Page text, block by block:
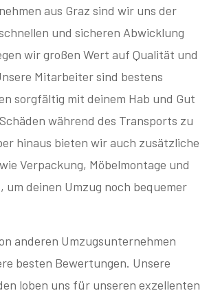
aus Graz sind wir uns der
und sicheren Abwicklung
wir großen Wert auf Qualität und
Mitarbeiter sind bestens
sorgfältig mit deinem Hab und Gut
während des Transports zu
hinaus bieten wir auch zusätzliche
Verpackung, Möbelmontage und
um deinen Umzug noch bequemer
anderen Umzugsunternehmen
besten Bewertungen. Unsere
loben uns für unseren exzellenten